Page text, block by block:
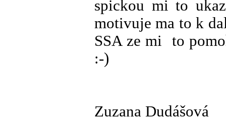
spickou mi to
motivuje ma to k
SSA ze mi to
:-)
Zuzana Dudášová